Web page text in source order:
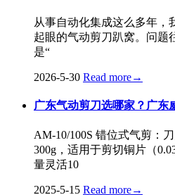
从事自动化集成这么多年，
起眼的气动剪刀趴窝。问题
是“
2026-5-30 Read more→
广东气动剪刀选哪家？广东
AM-10/100S 错位式气剪：
300g，适用于剪切铜片（
量灵活10
2025-5-15 Read more→